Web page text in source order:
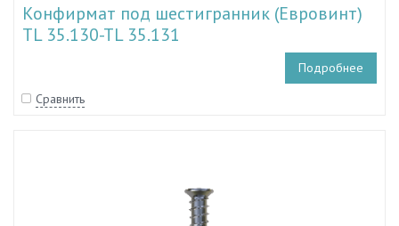
Конфирмат под шестигранник (Евровинт)
TL 35.130-TL 35.131
Подробнее
Сравнить